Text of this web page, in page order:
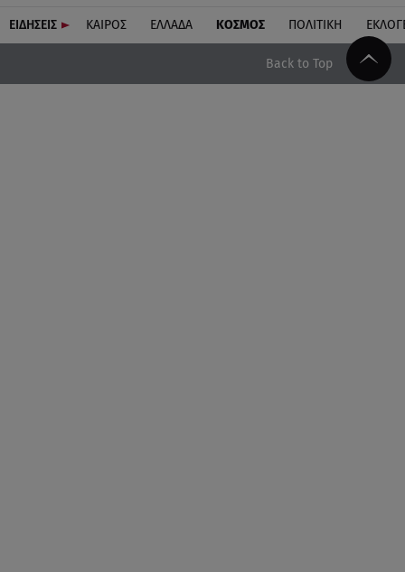
ΕΙΔΗΣΕΙΣ ΚΑΙΡΟΣ ΕΛΛΑΔΑ ΚΟΣΜΟΣ ΠΟΛΙΤΙΚΗ
Back to Top